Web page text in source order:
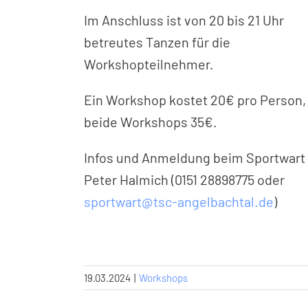
Im Anschluss ist von 20 bis 21 Uhr
betreutes Tanzen für die
Workshopteilnehmer.
Ein Workshop kostet 20€ pro Person,
beide Workshops 35€.
Infos und Anmeldung beim Sportwart
Peter Halmich (0151 28898775 oder
sportwart@tsc-angelbachtal.de)
19.03.2024 | Workshops